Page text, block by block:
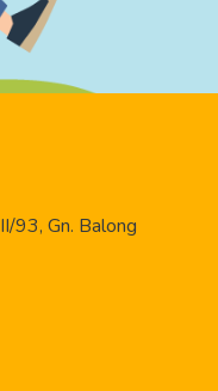
93, Gn. Balong